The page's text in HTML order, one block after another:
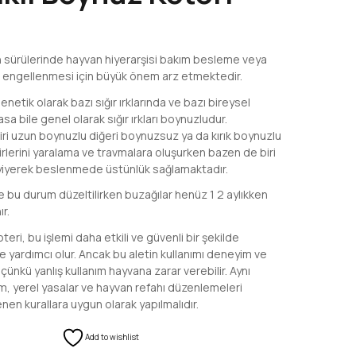
sürülerinde hayvan hiyerarşisi bakım besleme veya
için büyük önem arz etmektedir.
olarak bazı sığır ırklarında ve bazı bireysel
bile genel olarak sığır ırkları boynuzludur.
uzun boynuzlu diğeri boynuzsuz ya da kırık boynuzlu
yaralama ve travmalara oluşurken bazen de biri
beslenmede üstünlük sağlamaktadır.
durum düzeltilirken buzağılar henüz 1 2 aylıkken
bu işlemi daha etkili ve güvenli bir şekilde
olur. Ancak bu aletin kullanımı deneyim ve
yanlış kullanım hayvana zarar verebilir. Aynı
yerel yasalar ve hayvan refahı düzenlemeleri
kurallara uygun olarak yapılmalıdır.
Add to wishlist